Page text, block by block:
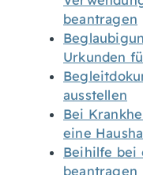
beantragen
Urkunden
ausstellen
Bei
eine
Beihilfe bei
beantragen